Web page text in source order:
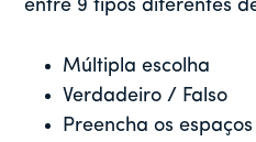
entre 9 tipos diferentes
Múltipla escolha
Verdadeiro / Falso
Preencha os